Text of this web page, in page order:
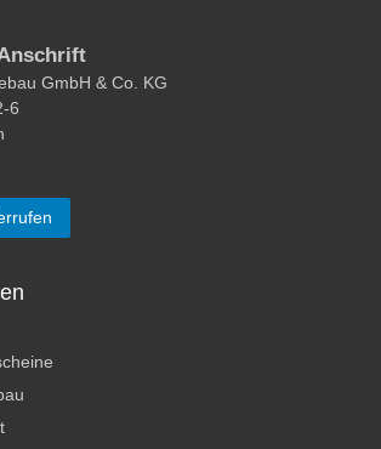
GmbH & Co. KG
6